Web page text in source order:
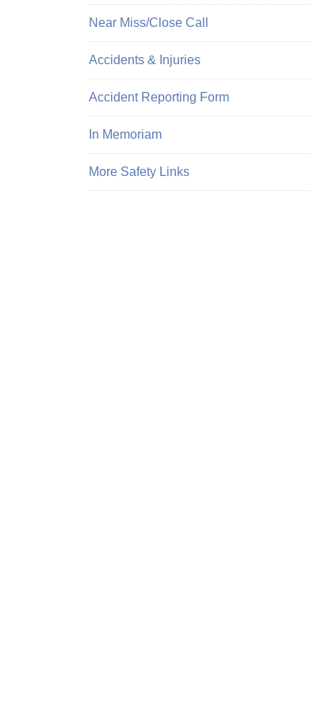
Near Miss/Close Call
Accidents & Injuries
Accident Reporting Form
In Memoriam
More Safety Links